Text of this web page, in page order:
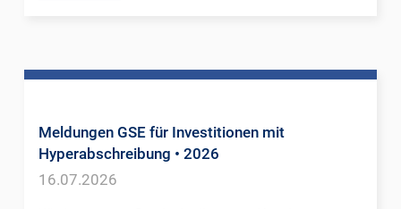
Meldungen GSE für Investitionen mit
Hyperabschreibung • 2026
16.07.2026